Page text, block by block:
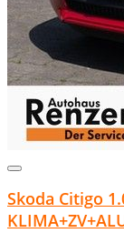
Skoda Citigo